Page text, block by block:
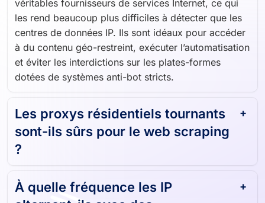
véritables fournisseurs de services Internet, ce qui
les rend beaucoup plus difficiles à détecter que les
centres de données IP. Ils sont idéaux pour accéder
à du contenu géo-restreint, exécuter l’automatisation
et éviter les interdictions sur les plates-formes
dotées de systèmes anti-bot stricts.
Les proxys résidentiels tournants
sont-ils sûrs pour le web scraping
?
À quelle fréquence les IP